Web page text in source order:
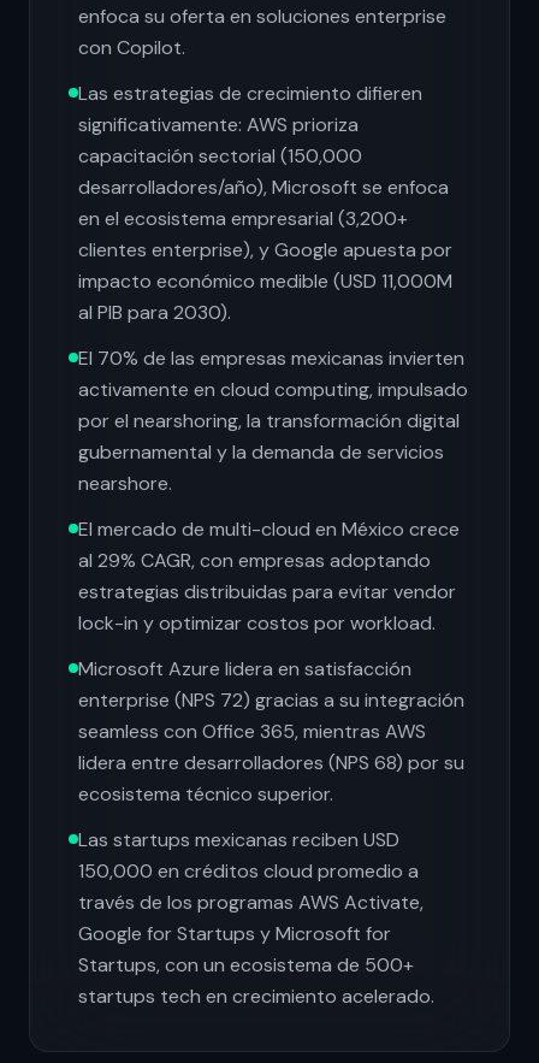
enfoca su oferta en soluciones enterprise
con Copilot.
Las estrategias de crecimiento difieren
significativamente: AWS prioriza
capacitación sectorial (150,000
desarrolladores/año), Microsoft se enfoca
en el ecosistema empresarial (3,200+
clientes enterprise), y Google apuesta por
impacto económico medible (USD 11,000M
al PIB para 2030).
El 70% de las empresas mexicanas invierten
activamente en cloud computing, impulsado
por el nearshoring, la transformación digital
gubernamental y la demanda de servicios
nearshore.
El mercado de multi-cloud en México crece
al 29% CAGR, con empresas adoptando
estrategias distribuidas para evitar vendor
lock-in y optimizar costos por workload.
Microsoft Azure lidera en satisfacción
enterprise (NPS 72) gracias a su integración
seamless con Office 365, mientras AWS
lidera entre desarrolladores (NPS 68) por su
ecosistema técnico superior.
Las startups mexicanas reciben USD
150,000 en créditos cloud promedio a
través de los programas AWS Activate,
Google for Startups y Microsoft for
Startups, con un ecosistema de 500+
startups tech en crecimiento acelerado.